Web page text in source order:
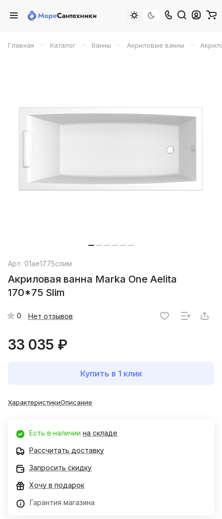
Главная – Каталог – Ванны – Акриловые ванны –
Арт. 01ае1775слим
Акриловая ванна Marka One Aelita
170*75 Slim
0 Нет отзывов
33 035 ₽
Купить в 1 клик
ХарактеристикиОписание
Есть в наличии на складе
Рассчитать доставку
Запросить скидку
Хочу в подарок
Гарантия магазина